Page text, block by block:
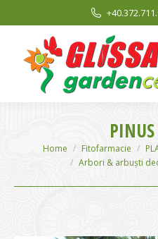
You are here:
Home Fitofarmacie
Arbori & arbuști